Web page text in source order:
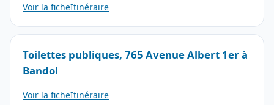
Voir la ficheItinéraire
Toilettes publiques, 765 Avenue Albert 1er à
Bandol
Voir la ficheItinéraire